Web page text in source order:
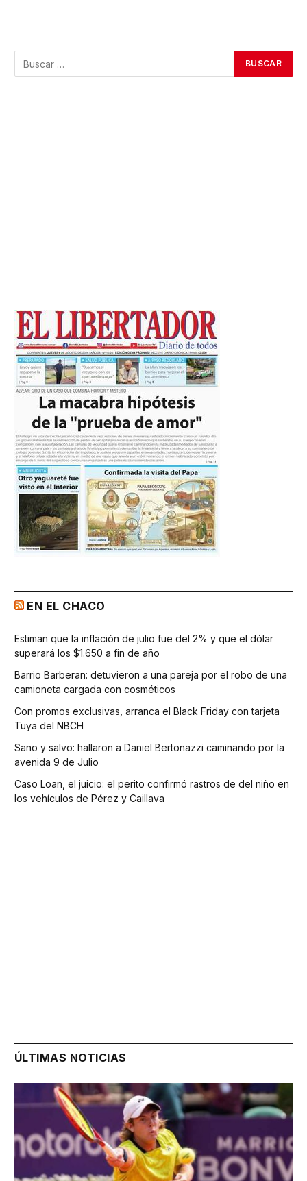
EN EL CHACO
Estiman que la inflación de julio fue del 2% y que el dólar
superará los $1.650 a fin de año
Barrio Barberan: detuvieron a una pareja por el robo de una
camioneta cargada con cosméticos
Con promos exclusivas, arranca el Black Friday con tarjeta
Tuya del NBCH
Sano y salvo: hallaron a Daniel Bertonazzi caminando por la
avenida 9 de Julio
Caso Loan, el juicio: el perito confirmó rastros de del niño en
los vehículos de Pérez y Caillava
ÚLTIMAS NOTICIAS